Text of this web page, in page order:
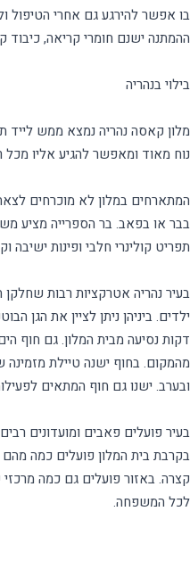
בו אפשר להירגע גם אחרי הטיפול
מלון קאסה נהריה נמצא ממש לייד
המתארחים במלון לא מוכרחים
בבר או בפאב. בר הספרייה מציע
בעיר נהריה אטרקציות רבות שחלקן
ילדים. ביניהן ניתן לציין את הגן
דקות נסיעה מבית המלון. גם חוף
מהמקום. בחוף ישנה טיילת מזמינה
בעיר פועלים פאבים ומועדונים
בקרבת בית המלון פועלים כמה
קצרה. באזור פועלים גם כמה